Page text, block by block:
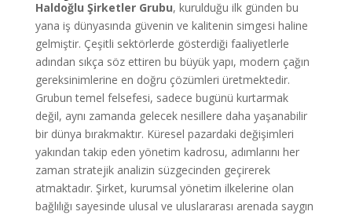
Haldoğlu Şirketler Grubu, kurulduğu ilk günden bu
yana iş dünyasında güvenin ve kalitenin simgesi haline
gelmiştir. Çeşitli sektörlerde gösterdiği faaliyetlerle
adından sıkça söz ettiren bu büyük yapı, modern çağın
gereksinimlerine en doğru çözümleri üretmektedir.
Grubun temel felsefesi, sadece bugünü kurtarmak
değil, aynı zamanda gelecek nesillere daha yaşanabilir
bir dünya bırakmaktır. Küresel pazardaki değişimleri
yakından takip eden yönetim kadrosu, adımlarını her
zaman stratejik analizin süzgecinden geçirerek
atmaktadır. Şirket, kurumsal yönetim ilkelerine olan
bağlılığı sayesinde ulusal ve uluslararası arenada saygın